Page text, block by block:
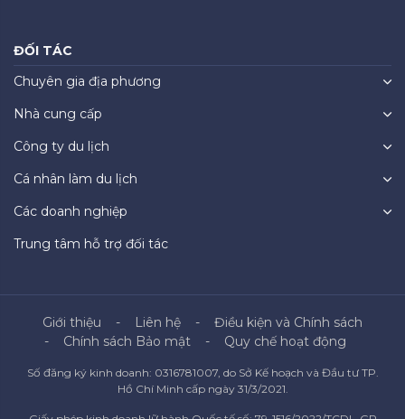
ĐỐI TÁC
Chuyên gia địa phương
Nhà cung cấp
Công ty du lịch
Cá nhân làm du lịch
Các doanh nghiệp
Trung tâm hỗ trợ đối tác
Giới thiệu Liên hệ
Điều kiện và Chính sách
Chính sách Bảo mật
Quy chế hoạt động
Số đăng ký kinh doanh: 0316781007, do Sở Kế hoạch và Đầu tư TP.
Hồ Chí Minh cấp ngày 31/3/2021.